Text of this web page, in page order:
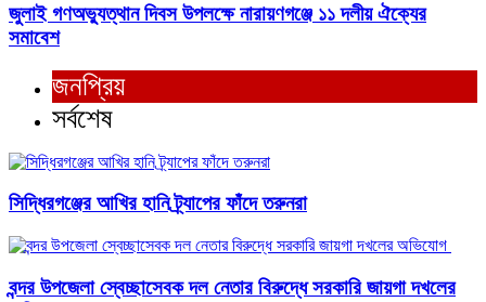
জুলাই গণঅভ্যুত্থান দিবস উপলক্ষে নারায়ণগঞ্জে ১১ দলীয় ঐক্যের
সমাবেশ
জনপ্রিয়
সর্বশেষ
সিদ্ধিরগঞ্জের আখির হানি ট্র্যাপের ফাঁদে তরুনরা
বন্দর উপজেলা স্বেচ্ছাসেবক দল নেতার বিরুদ্ধে সরকারি জায়গা দখলের